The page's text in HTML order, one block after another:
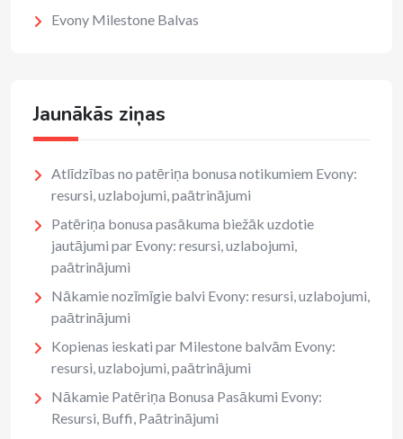
Evony Milestone Balvas
Jaunākās ziņas
Atlīdzības no patēriņa bonusa notikumiem Evony:
resursi, uzlabojumi, paātrinājumi
Patēriņa bonusa pasākuma biežāk uzdotie
jautājumi par Evony: resursi, uzlabojumi,
paātrinājumi
Nākamie nozīmīgie balvi Evony: resursi, uzlabojumi,
paātrinājumi
Kopienas ieskati par Milestone balvām Evony:
resursi, uzlabojumi, paātrinājumi
Nākamie Patēriņa Bonusa Pasākumi Evony:
Resursi, Buffi, Paātrinājumi